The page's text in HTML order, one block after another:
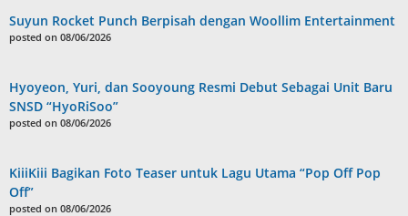
Suyun Rocket Punch Berpisah dengan Woollim Entertainment
posted on 08/06/2026
Hyoyeon, Yuri, dan Sooyoung Resmi Debut Sebagai Unit Baru
SNSD “HyoRiSoo”
posted on 08/06/2026
KiiiKiii Bagikan Foto Teaser untuk Lagu Utama “Pop Off Pop
Off”
posted on 08/06/2026